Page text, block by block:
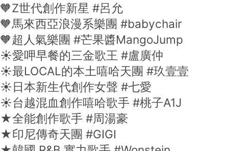
🧡Z世代創作新星 #呂允
🧡馬來西亞浪漫系樂團 #babychair
🧡超人氣樂團 #芒果醬MangoJump
☀️愛呷早餐的三金歌王 #盧廣仲
☀️最LOCAL的本土嘻哈天團 #玖壹壹
☀️日本新生代創作女聲 #七愛
☀️台越混血創作嘻哈歌手 #桃子A1J
★全能創作歌手 #周湯豪
★印尼傳奇天團 #GIGI